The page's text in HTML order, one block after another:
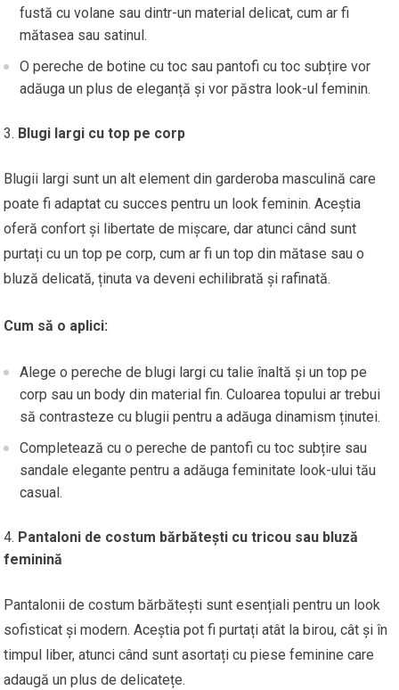
fustă cu volane sau dintr-un material delicat, cum ar fi
mătasea sau satinul.
O pereche de botine cu toc sau pantofi cu toc subțire vor
adăuga un plus de eleganță și vor păstra look-ul feminin.
Blugi largi cu top pe corp
Blugii largi sunt un alt element din garderoba masculină care
poate fi adaptat cu succes pentru un look feminin. Aceștia
oferă confort și libertate de mișcare, dar atunci când sunt
purtați cu un top pe corp, cum ar fi un top din mătase sau o
bluză delicată, ținuta va deveni echilibrată și rafinată.
Cum să o aplici:
Alege o pereche de blugi largi cu talie înaltă și un top pe
corp sau un body din material fin. Culoarea topului ar trebui
să contrasteze cu blugii pentru a adăuga dinamism ținutei.
Completează cu o pereche de pantofi cu toc subțire sau
sandale elegante pentru a adăuga feminitate look-ului tău
casual.
Pantaloni de costum bărbătești cu tricou sau bluză
feminină
Pantalonii de costum bărbătești sunt esențiali pentru un look
sofisticat și modern. Aceștia pot fi purtați atât la birou, cât și în
timpul liber, atunci când sunt asortați cu piese feminine care
adaugă un plus de delicatețe.